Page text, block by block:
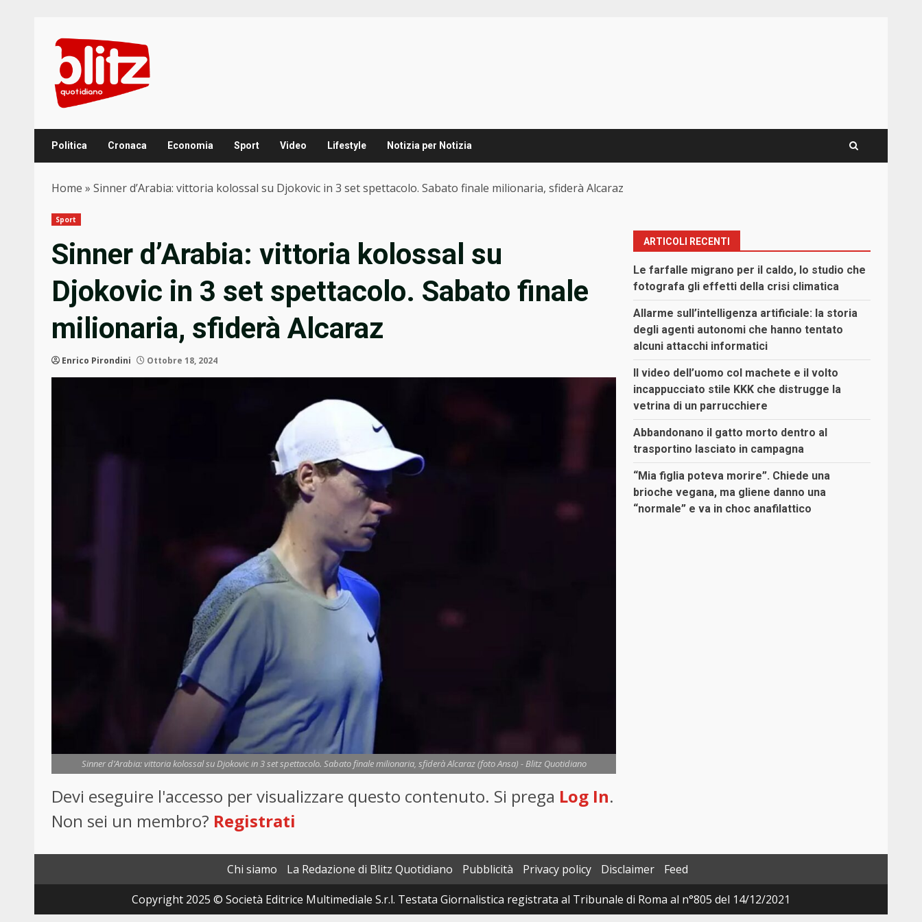
content
Politica Cronaca Economia Sport Video Lifestyle Notizia per Notizia
Home » Sinner d’Arabia: vittoria kolossal su Djokovic in 3 set spettacolo. Sabato finale milionaria, sfiderà Alcaraz
Sport
Sinner d’Arabia: vittoria kolossal su
Djokovic in 3 set spettacolo. Sabato finale
milionaria, sfiderà Alcaraz
Enrico Pirondini Ottobre 18, 2024
Sinner d’Arabia: vittoria kolossal su Djokovic in 3 set spettacolo. Sabato finale milionaria, sfiderà Alcaraz (foto Ansa) - Blitz Quotidiano
Devi eseguire l'accesso per visualizzare questo contenuto. Si prega Log In.
Non sei un membro? Registrati
ARTICOLI RECENTI
Le farfalle migrano per il caldo, lo studio che
fotografa gli effetti della crisi climatica
Allarme sull’intelligenza artificiale: la storia
degli agenti autonomi che hanno tentato
alcuni attacchi informatici
Il video dell’uomo col machete e il volto
incappucciato stile KKK che distrugge la
vetrina di un parrucchiere
Abbandonano il gatto morto dentro al
trasportino lasciato in campagna
“Mia figlia poteva morire”. Chiede una
brioche vegana, ma gliene danno una
“normale” e va in choc anafilattico
Chi siamo La Redazione di Blitz Quotidiano Pubblicità Privacy policy Disclaimer
Feed
Copyright 2025 © Società Editrice Multimediale S.r.l. Testata Giornalistica registrata al Tribunale di Roma al n°805 del 14/12/2021